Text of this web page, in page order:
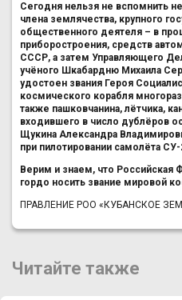
Сегодня нельзя не вспомнить
члена землячества, крупного
общественного деятеля – в
приборостроения, средств
СССР, а затем Управляющего
учёного Шкабардню Михаила
удостоен звания Героя
космического корабля
также пашковчанина, лётчика,
входившего в число дублёров
Щукина Александра
при пилотировании самолёта СУ-
Верим и знаем, что Российская
гордо носить звание мировой
ПРАВЛЕНИЕ РОО «КУБАНСКОЕ
Читайте также